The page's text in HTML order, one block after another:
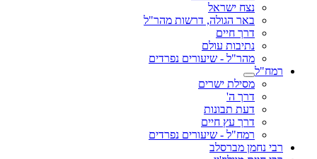
נצח ישראל
באר הגולה, דרשות מהר"ל
דרך חיים
נתיבות עולם
מהר"ל - שיעורים נפרדים
רמח"ל
מסילת ישרים
דרך ה'
דעת תבונות
דרך עץ חיים
רמח"ל - שיעורים נפרדים
רבי נחמן מברסלב